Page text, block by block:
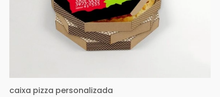
caixa pizza personalizada